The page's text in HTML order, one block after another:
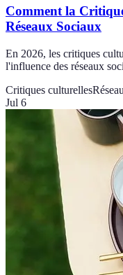
Comment la
Réseaux Sociaux
En 2026, les critiques
l'influence des réseaux
Critiques culturelles
Jul 6